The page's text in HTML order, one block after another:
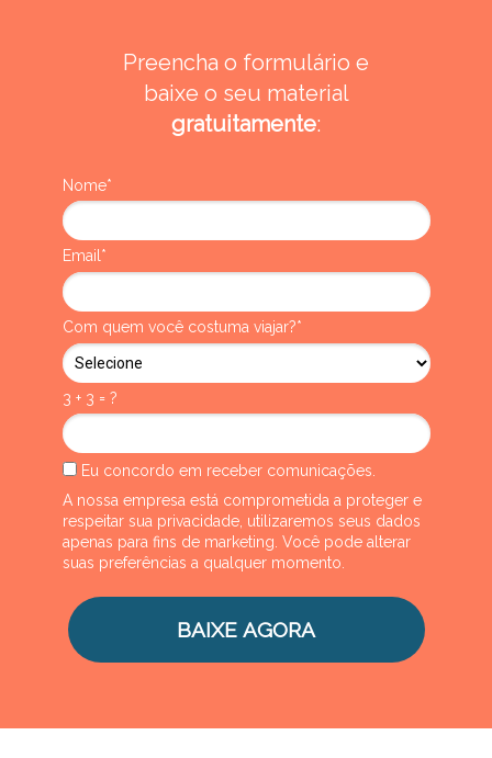
Preencha o formulário e
baixe o seu material
gratuitamente:
Nome*
Email*
Com quem você costuma viajar?*
3 + 3 = ?
Eu concordo em receber comunicações.
A nossa empresa está comprometida a proteger e
respeitar sua privacidade, utilizaremos seus dados
apenas para fins de marketing. Você pode alterar
suas preferências a qualquer momento.
BAIXE AGORA